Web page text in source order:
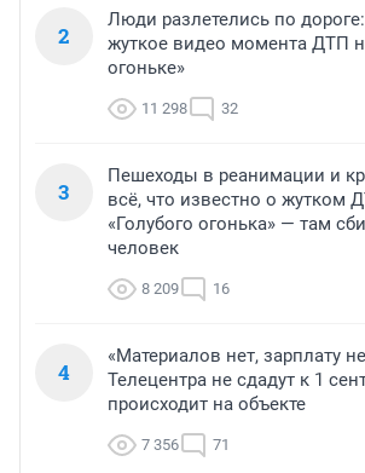
2
Люди разлетелись по
жуткое видео момента ДТП
огоньке»
11 298 32
3
Пешеходы в реанимации и
всё, что известно о жутком
«Голубого огонька» — там
человек
8 209 16
4
«Материалов нет, зарплату
Телецентра не сдадут к 1
происходит на объекте
7 356 71